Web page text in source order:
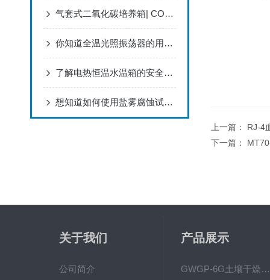
气套式二氧化碳培养箱| CO2培养箱工作原理和应用
你知道全温光照振荡器的用途跟特点么
了解电热恒温水温箱的安全保护装置
想知道如何使用盐雾腐蚀试验箱那就看看这些吧
上一篇： RJ-4
下一篇：
关于我们
公司简介
产品展示
GWGP-6G土壤干燥柜-干燥箱/干燥机